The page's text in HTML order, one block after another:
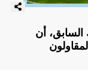
السابق، أن